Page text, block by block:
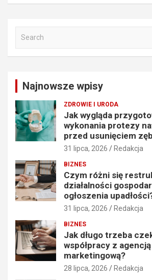
Najnowsze wpisy
ZDROWIE I URODA
Jak wygląda
wykonania protezy
przed usunięciem
31 lipca, 2026 Redakcja
BIZNES
Czym różni się
działalności
ogłoszenia
31 lipca, 2026 Redakcja
BIZNES
Jak długo trzeba
współpracy z agencją
marketingową?
28 lipca, 2026 Redakcja